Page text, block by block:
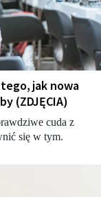
tego, jak nowa
(ZDJĘCIA)
cuda z
się w tym.